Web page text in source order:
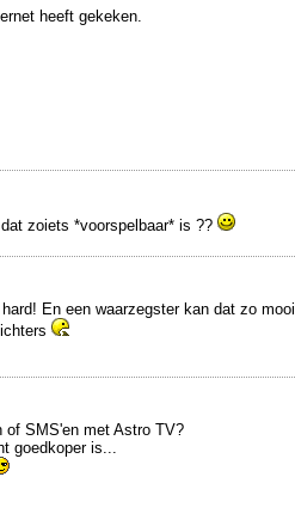
heeft gekeken.
zoiets *voorspelbaar* is ??
En een waarzegster kan dat zo mooi
of SMS'en met Astro TV?
goedkoper is...